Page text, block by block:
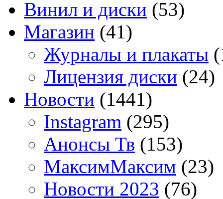
Винил и диски (53)
Магазин (41)
Журналы и плакаты
Лицензия диски (24)
Новости (1441)
Instagram (295)
Анонсы Тв (153)
МаксимМаксим (23)
Новости 2023 (76)